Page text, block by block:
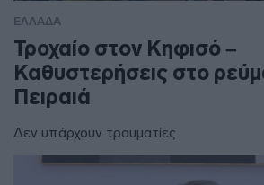
ΕΛΛΑΔΑ
Τροχαίο στον Κηφισό –
Καθυστερήσεις στο
Πειραιά
Δεν υπάρχουν τραυματίες